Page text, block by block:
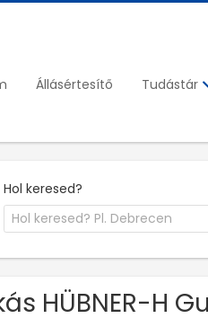
Állásértesítő Tudástár
Hol keresed?
HÜBNER-H